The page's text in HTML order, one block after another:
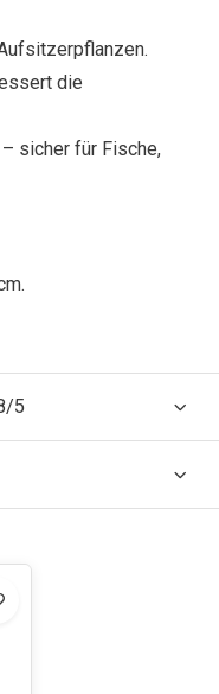
die
sicher für Fische,
5